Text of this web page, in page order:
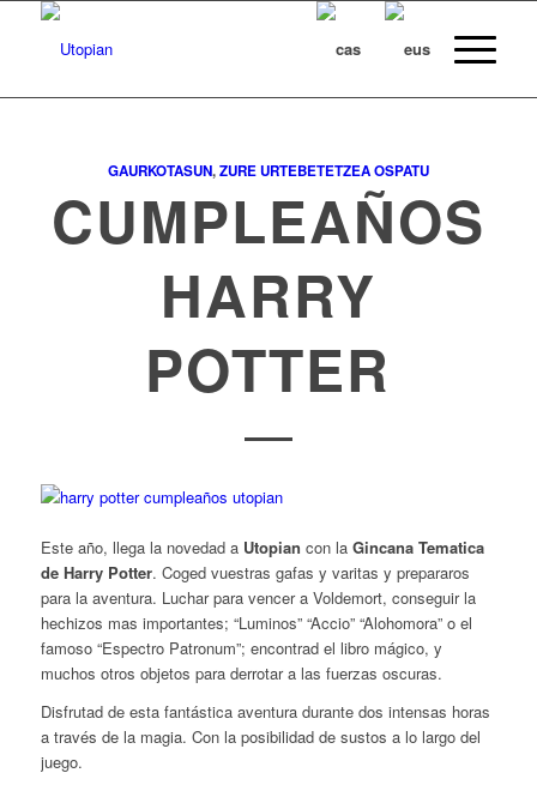
GAURKOTASUN,ZURE URTEBETETZEA OSPATU
CUMPLEAÑOS
HARRY
POTTER
Este año, llega la novedad a Utopian con la Gincana Tematica
de Harry Potter. Coged vuestras gafas y varitas y prepararos
para la aventura. Luchar para vencer a Voldemort, conseguir la
hechizos mas importantes; “Luminos” “Accio” “Alohomora” o el
famoso “Espectro Patronum”; encontrad el libro mágico, y
muchos otros objetos para derrotar a las fuerzas oscuras.
Disfrutad de esta fantástica aventura durante dos intensas horas
a través de la magia. Con la posibilidad de sustos a lo largo del
juego.